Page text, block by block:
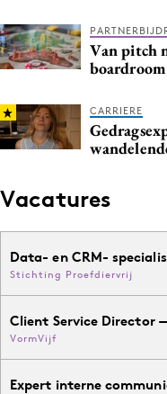
Van pitch
boardroom
CARRIERE
Vacatures
Data- en CRM-
Stichting Proefdiervrij
Client Service Director
VormVijf
Expert interne